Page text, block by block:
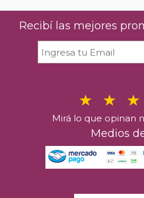
Recibí las mejores
Mirá lo que opinan
Medios